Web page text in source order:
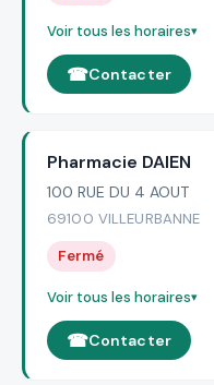
Voir tous les horaires
Contacter
Pharmacie DAIEN
100 RUE DU 4 AOUT
69100 VILLEURBANNE
Fermé
Voir tous les horaires
Contacter